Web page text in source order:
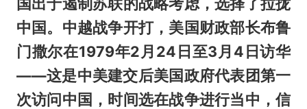
中国。中越战争开打，美国财政部长布鲁
门撒尔在1979年2月24日至3月4日访华
——这是中美建交后美国政府代表团第一
次访问中国，时间选在战争进行当中，信